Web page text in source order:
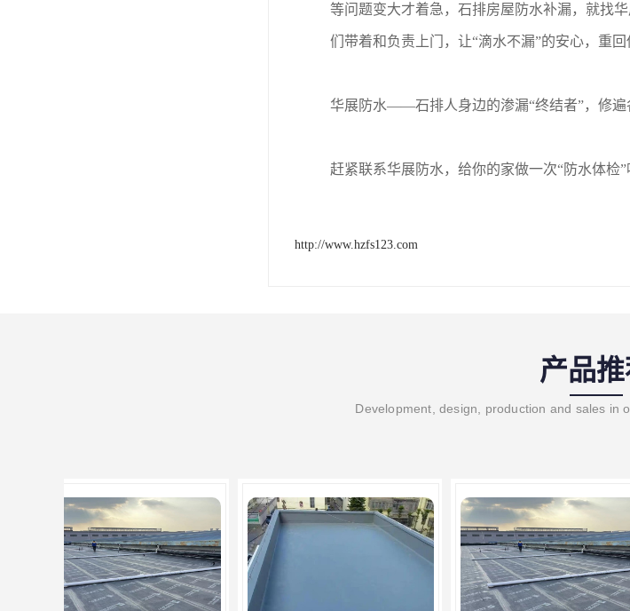
等问题变大才着急，石排房屋防水补漏，就找
们带着和负责上门，让“滴水不漏”的安心，重
华展防水——石排人身边的渗漏“终结者”，修遍
赶紧联系华展防水，给你的家做一次“防水体检
http://www.hzfs123.com
产品
Development, design, production and sales in